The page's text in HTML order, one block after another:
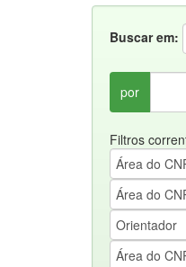
Buscar em:
por
Filtros